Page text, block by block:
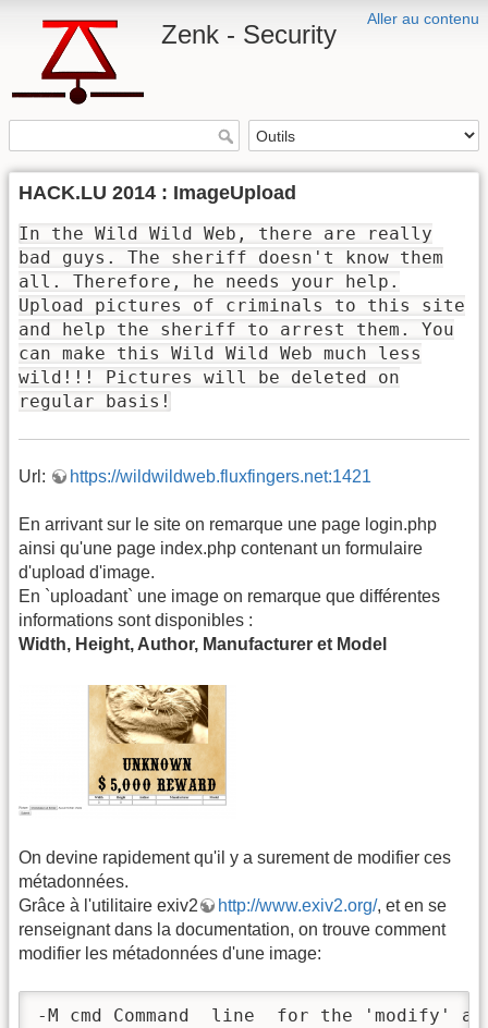
Aller au contenu
Zenk - Security
HACK.LU 2014 : ImageUpload
In the Wild Wild Web, there are really
bad guys. The sheriff doesn't know them
all. Therefore, he needs your help.
Upload pictures of criminals to this site
and help the sheriff to arrest them. You
can make this Wild Wild Web much less
wild!!! Pictures will be deleted on
regular basis!
Url: https://wildwildweb.fluxfingers.net:1421
En arrivant sur le site on remarque une page login.php
ainsi qu'une page index.php contenant un formulaire
d'upload d'image.
En `uploadant` une image on remarque que différentes
informations sont disponibles :
Width, Height, Author, Manufacturer et Model
On devine rapidement qu'il y a surement de modifier ces
métadonnées.
Grâce à l'utilitaire exiv2
http://www.exiv2.org/, et en se
renseignant dans la documentation, on trouve comment
modifier les métadonnées d'une image:
-M cmd Command  line  for the